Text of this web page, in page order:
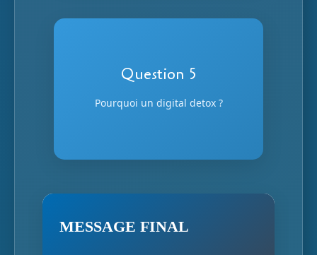
Question 5
Pourquoi un digital detox ?
MESSAGE FINAL